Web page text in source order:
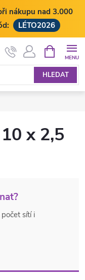
nákupu nad 3.000
LÉTO2026
HLEDAT
NÁKUPNÍ
KOŠÍK
x 2,5
sítí i